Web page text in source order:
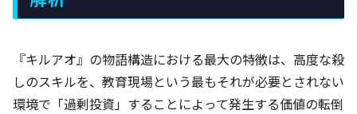
『キルアオ』の物語構造における最大の特徴は、高度な殺
しのスキルを、教育現場という最もそれが必要とされない
環境で「過剰投資」することによって発生する価値の転倒